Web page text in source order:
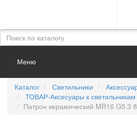
Меню
Каталог Светильники
ТОВАР-Аксесуары к светильникам
Патрон керамический MR16 G5.3